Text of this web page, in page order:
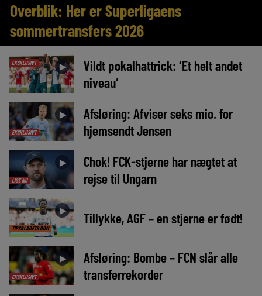
Overblik: Her er Superligaens
sommertransfers 2026
EKSKLUSIVT ►
Vildt pokalhattrick: ‘Et helt andet
niveau’
EKSKLUSIVT
►
Afsløring: Afviser seks mio. for
hjemsendt Jensen
LIGE NU
►
Chok! FCK-stjerne har nægtet at
rejse til Ungarn
TIPSBLADETS DOM
► Tillykke, AGF – en stjerne er født!
EKSKLUSIVT
►
Afsløring: Bombe – FCN slår alle
transferrekorder